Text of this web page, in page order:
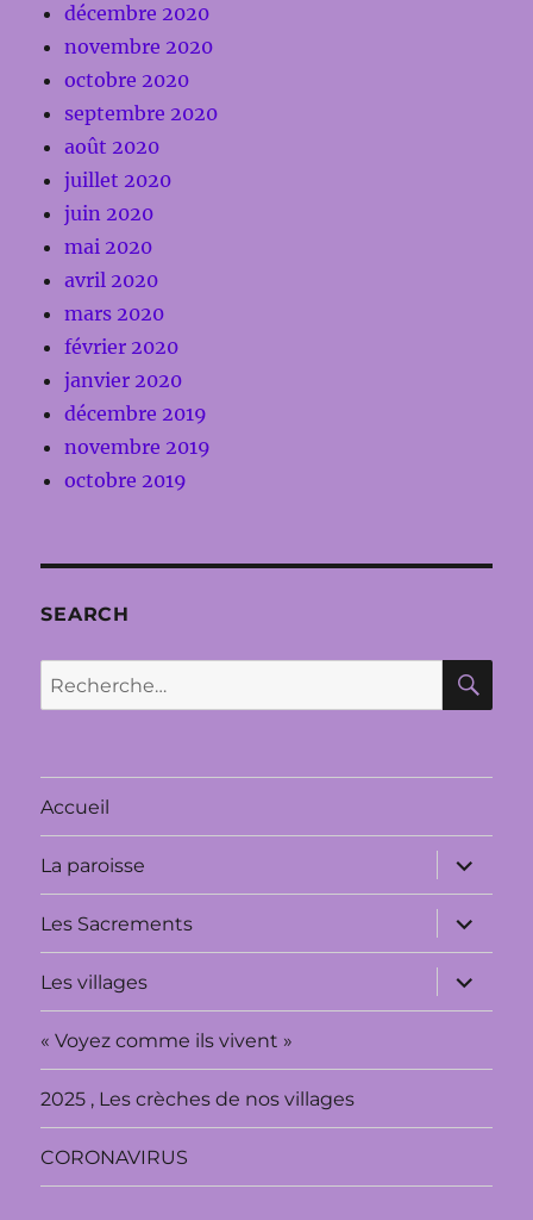
décembre 2020
novembre 2020
octobre 2020
septembre 2020
août 2020
juillet 2020
juin 2020
mai 2020
avril 2020
mars 2020
février 2020
janvier 2020
décembre 2019
novembre 2019
octobre 2019
SEARCH
Recherche
pour :
Accueil
La paroisse
ouvrir
le
sous-
menu
Les Sacrements
ouvrir
le
sous-
menu
Les villages
ouvrir
le
sous-
« Voyez comme ils vivent »
2025 , Les crèches de nos villages
CORONAVIRUS